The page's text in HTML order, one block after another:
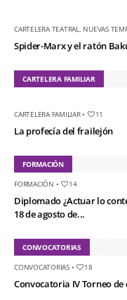
CARTELERA TEATRAL NUEVAS
Spider-Marx y el ratón
CARTELERA FAMILIAR
CARTELERA FAMILIAR• 11
La profecía del frailejón
FORMACIÓN
FORMACIÓN • 14
Diplomado ¿Actuar lo
18 de agosto de...
CONVOCATORIAS
CONVOCATORIAS• 18
Convocatoria IV Torneo